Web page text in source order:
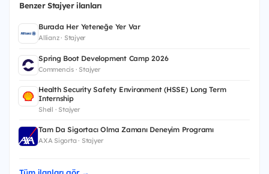
Benzer Stajyer ilanları
Burada Her Yeteneğe Yer Var
Allianz · Stajyer
Spring Boot Development Camp 2026
Commencis · Stajyer
Health Security Safety Environment (HSSE) Long Term
Internship
Shell · Stajyer
Tam Da Sigortacı Olma Zamanı Deneyim Programı
AXA Sigorta · Stajyer
Tüm ilanları gör →